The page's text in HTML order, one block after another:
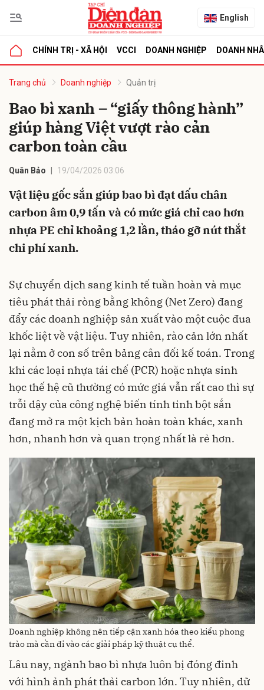
English
CHÍNH TRỊ - XÃ HỘI VCCI DOANH NGHIỆP DOANH
Trang chủ Doanh nghiệp Quản trị
Bao bì xanh – “giấy thông hành”
giúp hàng Việt vượt rào cản
carbon toàn cầu
Quân Bảo 19/04/2026 03:06
Vật liệu gốc sắn giúp bao bì đạt dấu chân
carbon âm 0,9 tấn và có mức giá chỉ cao hơn
nhựa PE chỉ khoảng 1,2 lần, tháo gỡ nút thắt
chi phí xanh.
Sự chuyển dịch sang kinh tế tuần hoàn và mục
tiêu phát thải ròng bằng không (Net Zero) đang
đẩy các doanh nghiệp sản xuất vào một cuộc đua
khốc liệt về vật liệu. Tuy nhiên, rào cản lớn nhất
lại nằm ở con số trên bảng cân đối kế toán. Trong
khi các loại nhựa tái chế (PCR) hoặc nhựa sinh
học thế hệ cũ thường có mức giá vẫn rất cao thì sự
trỗi dậy của công nghệ biến tính tinh bột sắn
đang mở ra một kịch bản hoàn toàn khác, xanh
hơn, nhanh hơn và quan trọng nhất là rẻ hơn.
Doanh nghiệp không nên tiếp cận xanh hóa theo kiểu phong
trào mà cần đi vào các giải pháp kỹ thuật cụ thể.
Lâu nay, ngành bao bì nhựa luôn bị đóng đinh
với hình ảnh phát thải carbon lớn. Tuy nhiên, dữ
luận
Hủy